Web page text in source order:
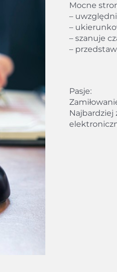
Mocne
–
–
– szanuje
–
Pasje:
Najbardziej